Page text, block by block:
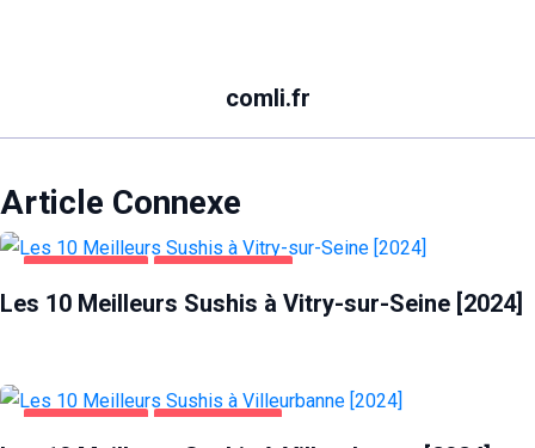
comli.fr
Article Connexe
ALIMENTATION VITRY-SUR-SEINE
Les 10 Meilleurs Sushis à Vitry-sur-Seine [2024]
ALIMENTATION VILLEURBANNE